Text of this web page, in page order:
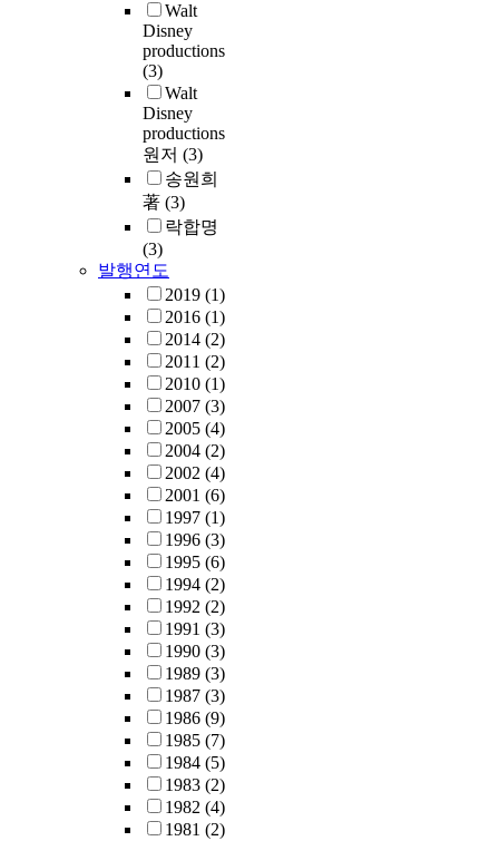
Walt
Disney
productions
(3)
Walt
Disney
productions
원저 (3)
송원희
著 (3)
락합명
(3)
발행연도
2019 (1)
2016 (1)
2014 (2)
2011 (2)
2010 (1)
2007 (3)
2005 (4)
2004 (2)
2002 (4)
2001 (6)
1997 (1)
1996 (3)
1995 (6)
1994 (2)
1992 (2)
1991 (3)
1990 (3)
1989 (3)
1987 (3)
1986 (9)
1985 (7)
1984 (5)
1983 (2)
1982 (4)
1981 (2)